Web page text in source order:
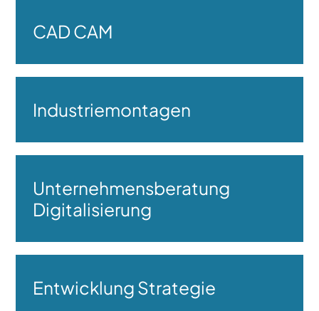
CAD CAM
Industriemontagen
Unternehmensberatung
Digitalisierung
Entwicklung Strategie